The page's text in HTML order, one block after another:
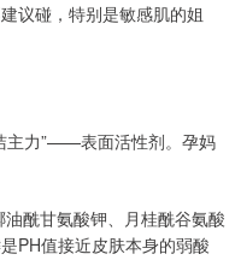
议碰，特别是敏感肌的姐
主力”——表面活性剂。孕妈
酰甘氨酸钾、月桂酰谷氨酸
PH值接近皮肤本身的弱酸